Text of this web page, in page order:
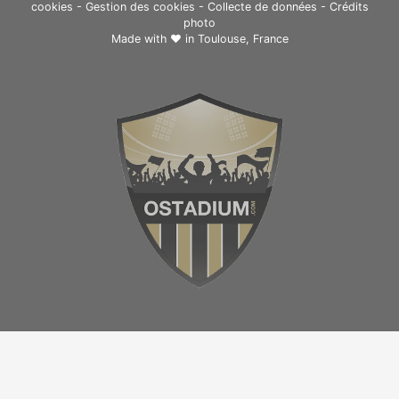
cookies - Gestion des cookies - Collecte de données - Crédits
photo
Made with ❤ in Toulouse, France